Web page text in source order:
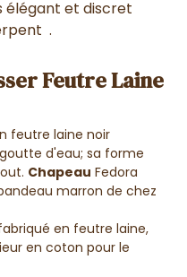
élégant et discret
.
Feutre Laine
feutre laine noir
d'eau; sa forme
Chapeau Fedora
marron de chez
en feutre laine,
en coton pour le